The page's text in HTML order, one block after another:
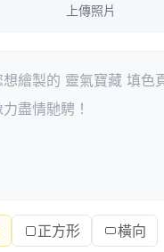
上傳照片
正方形 橫向